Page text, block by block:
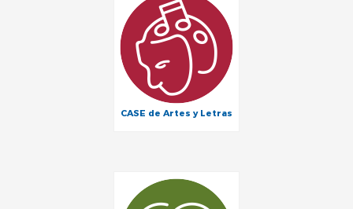
CASE de Artes y Letras